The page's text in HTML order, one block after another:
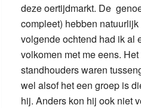
deze oertijdmarkt. De
compleet) hebben
volgende ochtend had ik al
volkomen met me eens.
standhouders waren
wel alsof het een groep is
hij. Anders kon hij ook niet